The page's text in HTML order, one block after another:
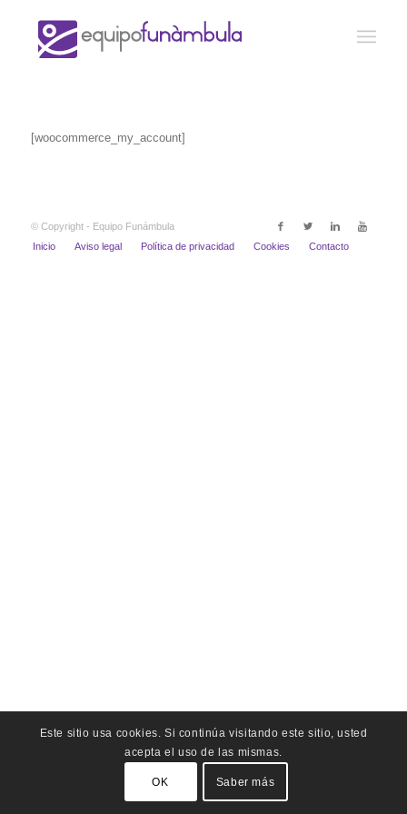
[woocommerce_my_account]
© Copyright - Equipo Funámbula
Inicio
Aviso legal Política de privacidad Cookies Contacto
Este sitio usa cookies. Si continúa visitando este sitio, usted
acepta el uso de las mismas.
OK Saber más